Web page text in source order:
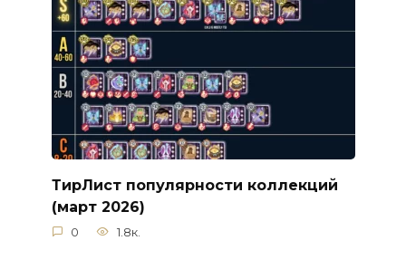
ТирЛист популярности коллекций
(март 2026)
0 1.8к.